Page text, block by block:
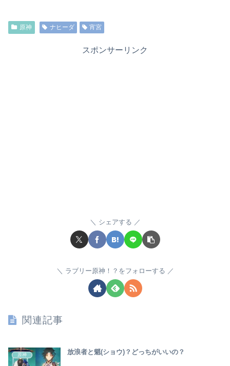
原神 ナヒーダ 宵宮
スポンサーリンク
シェアする
ラブリー原神！？をフォローする
関連記事
原神 放浪者と魈(ショウ)？どっちがいいの？